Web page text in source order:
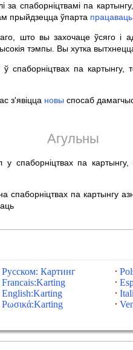
за спаборніцтвамі па
прыйдзецца ўпарта працаваць
што вы захочаце ўсяго і
тэмпы. Вы хутка вытхнецца
ў спаборніцтвах па картынгу,
з'явіцца новы спосаб
Агульны
спаборніцтвах па
спаборніцтвах па картынгу
Русском: Картинг
Francais:Karting
English:Karting
Ρωσικά:Karting